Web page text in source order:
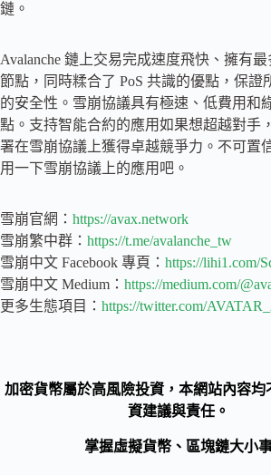
鏈。
Avalanche 鏈上交易完成速度飛快、擁有
節點，同時糅合了 PoS 共識的優點，保證
的安全性。雪崩協議具有極速、低費用和
點。支持智能合約的應用如果想超越對手
署在雪崩協議上獲得卓越競爭力。不可置
用一下雪崩協議上的應用吧。
雪崩官網： https://avax.network
雪崩繁中群： https://t.me/avalanche_tw
雪崩中文 Facebook 專頁： https://lihi1.com/
雪崩中文 Medium： https://medium.com/
更多生態項目： https://twitter.com/
加密貨幣屬於高風險投資，本網站內容均
資建議與責任。
掌握虛擬貨幣、區塊鏈大小